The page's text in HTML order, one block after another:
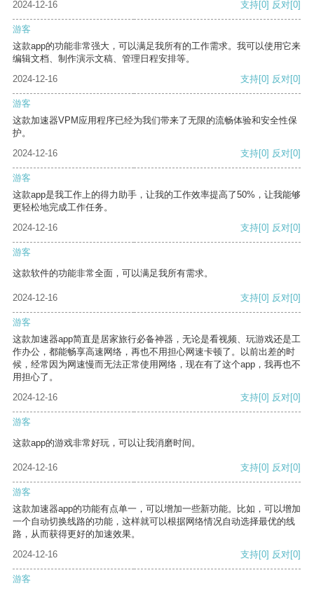
2024-12-16 支持[0] 反对[0]
游客
这款app的功能非常强大，可以满足我所有的工作需求。我可以使用它来
编辑文档、制作演示文稿、管理日程安排等。
2024-12-16
支持[0] 反对[0]
游客
这款加速器VPM应用程序已经为我们带来了无限的流畅体验和安全性保
护。
2024-12-16
支持[0] 反对[0]
游客
这款app是我工作上的得力助手，让我的工作效率提高了50%，让我能够
更轻松地完成工作任务。
2024-12-16
支持[0] 反对[0]
游客
这款软件的功能非常全面，可以满足我所有需求。
2024-12-16 支持[0] 反对[0]
游客
这款加速器app简直是居家旅行必备神器，无论是看视频、玩游戏还是工
作办公，都能畅享高速网络，再也不用担心网速卡顿了。以前出差的时
候，经常因为网速慢而无法正常使用网络，现在有了这个app，我再也不
用担心了。
2024-12-16
支持[0] 反对[0]
游客
这款app的游戏非常好玩，可以让我消磨时间。
2024-12-16 支持[0] 反对[0]
游客
这款加速器app的功能有点单一，可以增加一些新功能。比如，可以增加
一个自动切换线路的功能，这样就可以根据网络情况自动选择最优的线
路，从而获得更好的加速效果。
2024-12-16
支持[0] 反对[0]
游客